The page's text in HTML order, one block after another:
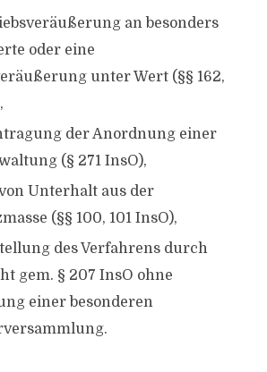
an besonders
oder eine
unter Wert (§§ 162,
der Anordnung einer
(§ 271 InsO),
Unterhalt aus der
(§§ 100, 101 InsO),
des Verfahrens durch
gem. § 207 InsO ohne
einer besonderen